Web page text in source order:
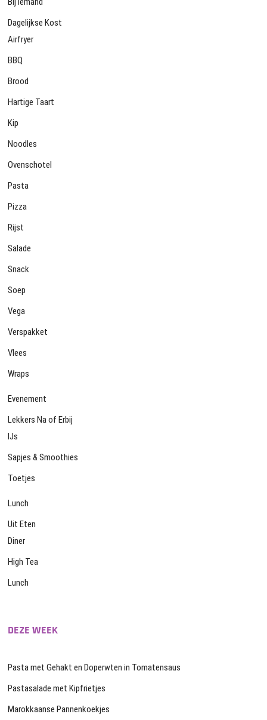
Dagelijkse Kost
Airfryer
BBQ
Brood
Hartige Taart
Kip
Noodles
Ovenschotel
Pasta
Pizza
Rijst
Salade
Snack
Soep
Vega
Verspakket
Vlees
Wraps
Evenement
Lekkers Na of Erbij
IJs
Sapjes & Smoothies
Toetjes
Lunch
Uit Eten
Diner
High Tea
Lunch
DEZE WEEK
Pasta met Gehakt en Doperwten in Tomatensaus
Pastasalade met Kipfrietjes
Marokkaanse Pannenkoekjes